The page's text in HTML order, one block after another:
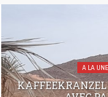
A LA UNE
KAFFEEKRANZEL